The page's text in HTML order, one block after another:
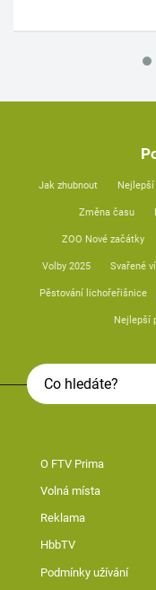
Jak zhubnout
Změna času
ZOO Nové začátky
Volby 2025 Svařené
Pěstování lichořeřišnice
Nejlepší
O FTV Prima
Volná místa
Reklama
HbbTV
Podmínky užívání